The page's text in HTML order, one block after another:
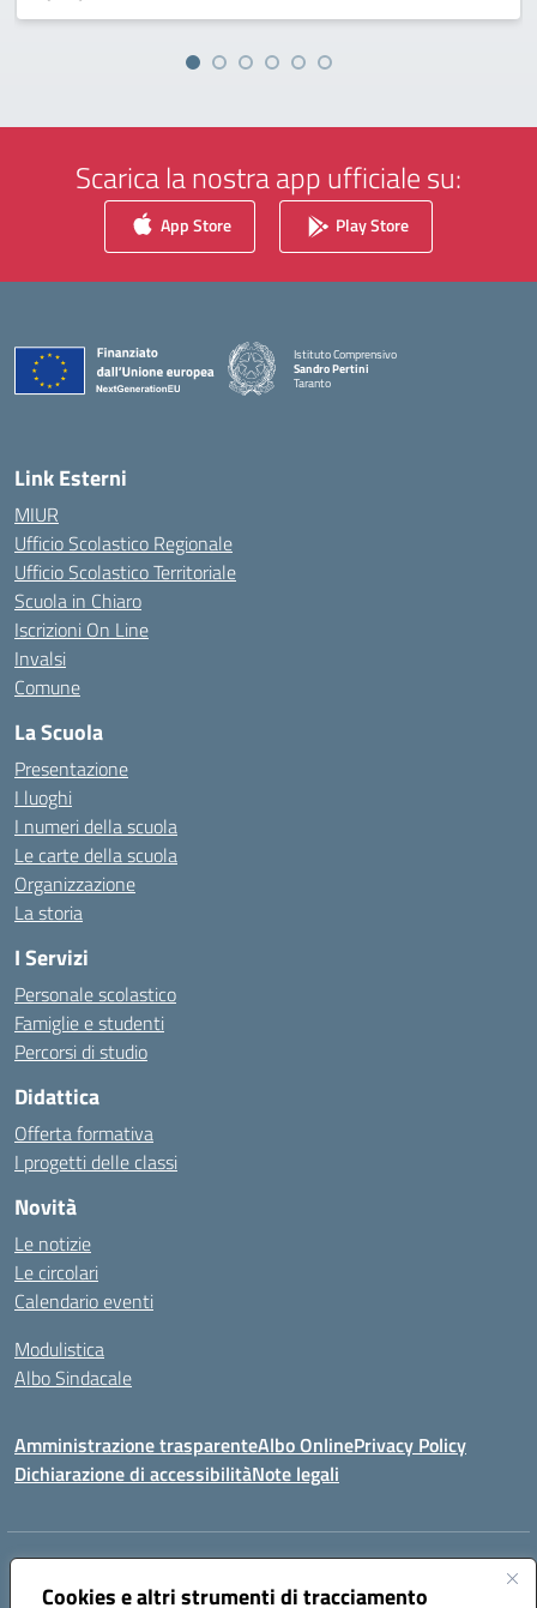
Cookies e altri strumenti di tracciamento
Scarica la nostra app ufficiale su:
App Store Play Store
Istituto Comprensivo
Sandro Pertini
Taranto
Link Esterni
MIUR
Ufficio Scolastico Regionale
Ufficio Scolastico Territoriale
Scuola in Chiaro
Iscrizioni On Line
Invalsi
Comune
La Scuola
Presentazione
I luoghi
I numeri della scuola
Le carte della scuola
Organizzazione
La storia
I Servizi
Personale scolastico
Famiglie e studenti
Percorsi di studio
Didattica
Offerta formativa
I progetti delle classi
Novità
Le notizie
Le circolari
Calendario eventi
Modulistica
Albo Sindacale
Amministrazione trasparenteAlbo OnlinePrivacy Policy
Dichiarazione di accessibilitàNote legali
Indirizzo:
Centralino:0994722507 Email:TAIC873006@istruzione.it